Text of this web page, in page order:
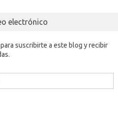
electrónico
suscribirte a este blog y recibir